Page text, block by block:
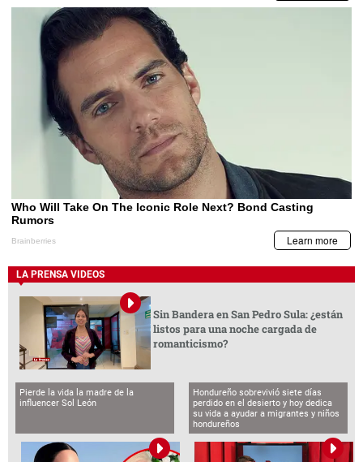
LA PRENSA VIDEOS
Sin Bandera en San Pedro Sula: ¿están
listos para una noche cargada de
romanticismo?
Pierde la vida la madre de la
influencer Sol León
Hondureño sobrevivió siete días
perdido en el desierto y hoy dedica
su vida a ayudar a migrantes y niños
hondureños